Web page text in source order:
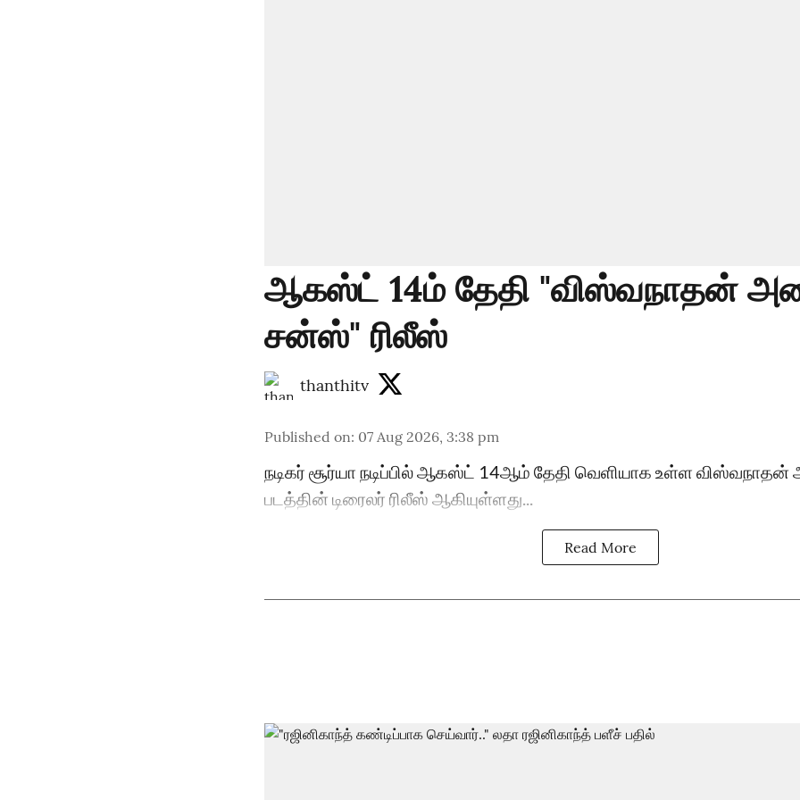
ஆகஸ்ட் 14ம் தேதி "விஸ்வநாதன்
சன்ஸ்" ரிலீஸ்
thanthitv
Published on: 07 Aug 2026, 3:38 pm
நடிகர் சூர்யா நடிப்பில் ஆகஸ்ட் 14ஆம் தேதி வெளியாக உள்ள
படத்தின் டிரைலர் ரிலீஸ் ஆகியுள்ளது...
Read More